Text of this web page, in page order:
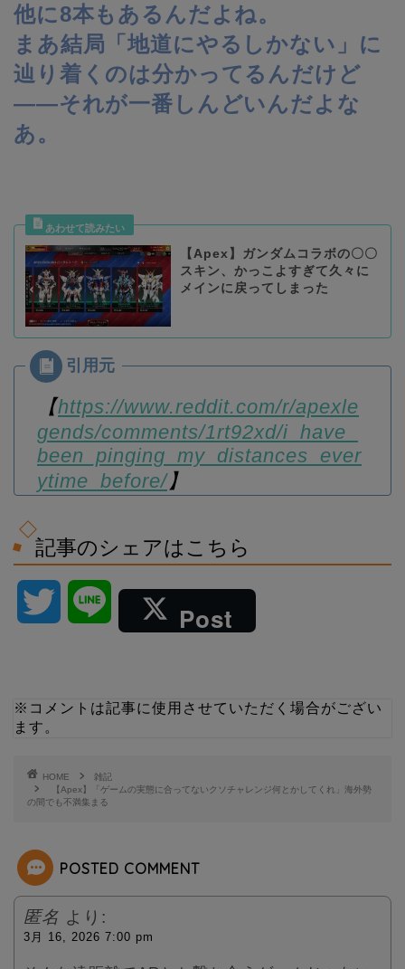
他に8本もあるんだよね。
まあ結局「地道にやるしかない」に
辿り着くのは分かってるんだけど
——それが一番しんどいんだよな
あ。
【Apex】ガンダムコラボの〇〇
スキン、かっこよすぎて久々に
メインに戻ってしまった
【https://www.reddit.com/r/apexle
gends/comments/1rt92xd/i_have_
been_pinging_my_distances_ever
ytime_before/】
記事のシェアはこちら
t
r
Post
※コメントは記事に使用させていただく場合がござい
ます。
HOME
雑記
【Apex】「ゲームの実態に合ってないクソチャレンジ何とかしてくれ」海外勢
の間でも不満集まる
POSTED COMMENT
匿名 より:
3月 16, 2026 7:00 pm